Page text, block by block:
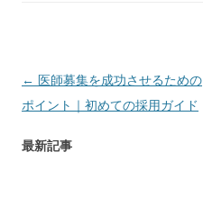
投
稿
ビ
← 医師募集を成功させるための
ポイント｜初めての採用ガイド
最新記事